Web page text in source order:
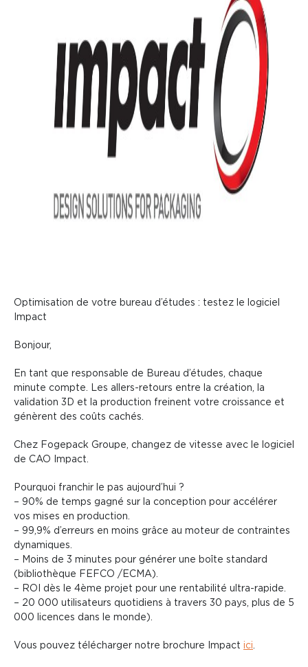
Formations
Reconditionnement
Optimisation de votre bureau d’études : testez le logiciel
Impact
Bonjour,
En tant que responsable de Bureau d’études, chaque
minute compte. Les allers-retours entre la création, la
validation 3D et la production freinent votre croissance et
génèrent des coûts cachés.
Chez Fogepack Groupe, changez de vitesse avec le logiciel
de CAO Impact.
Pourquoi franchir le pas aujourd’hui ?
– 90% de temps gagné sur la conception pour accélérer
vos mises en production.
– 99,9% d’erreurs en moins grâce au moteur de contraintes
dynamiques.
– Moins de 3 minutes pour générer une boîte standard
(bibliothèque FEFCO /ECMA).
– ROI dès le 4ème projet pour une rentabilité ultra-rapide.
– 20 000 utilisateurs quotidiens à travers 30 pays, plus de 5
000 licences dans le monde).
Vous pouvez télécharger notre brochure Impact ici.